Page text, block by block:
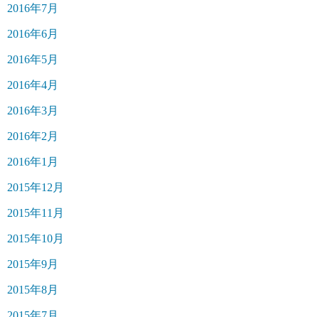
2016年7月
2016年6月
2016年5月
2016年4月
2016年3月
2016年2月
2016年1月
2015年12月
2015年11月
2015年10月
2015年9月
2015年8月